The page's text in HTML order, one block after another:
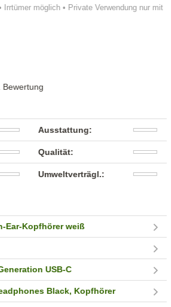
möglich • Private Verwendung nur mit
Bewertung
Ausstattung:
Qualität:
Umweltverträgl.:
Ear-Kopfhörer weiß
USB-C
Black, Kopfhörer